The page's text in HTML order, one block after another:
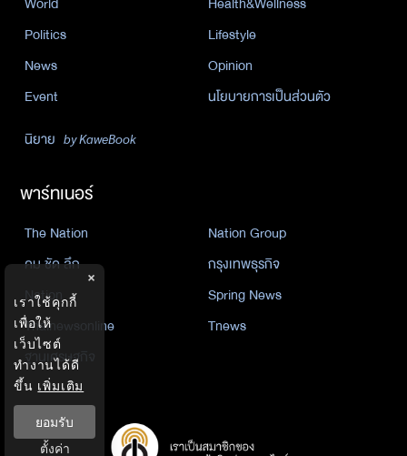
Politics
Lifestyle
News
Opinion
Event
นโยบายการเป็นส่วนตัว
นิยาย by KaweBook
พาร์ทเนอร์
The Nation
Nation Group
คม ชัด ลึก
กรุงเทพธุรกิจ
Nation
Spring News
Thainewsonline
Tnews
ฐานเศรษฐกิจ
×
เราใช้คุกกี้
เพื่อให้
เว็บไซต์
ทำงานได้ดี
ขึ้น เพิ่มเติม
ยอมรับ
ตั้งค่า